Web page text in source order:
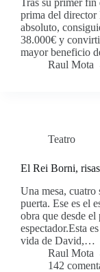
prima del
absoluto,
38.000€ y
mayor beneficio
Raul Mota
Teatro
El Rei Borni,
Una mesa, cuatro
puerta. Ese es el
obra que desde
espectador.Esta
vida de David,…
Raul Mota
142